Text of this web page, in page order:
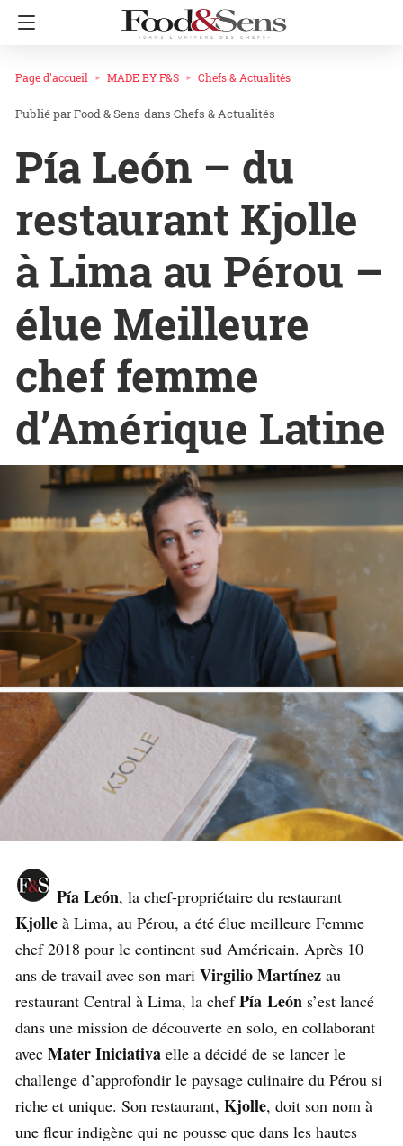
Page d'accueil MADE BY F&S Chefs & Actualités
Food & Sens dans Chefs & Actualités
Pía León – du
restaurant Kjolle
à Lima au Pérou –
élue Meilleure
chef femme
d’Amérique Latine
Pía León, la chef-propriétaire du restaurant
Kjolle à Lima, au Pérou, a été élue meilleure Femme
chef 2018 pour le continent sud Américain. Après 10
ans de travail avec son mari Virgilio Martínez au
restaurant Central à Lima, la chefPía León s’est lancé
dans une mission de découverte en solo, en collaborant
avec Mater Iniciativa elle a décidé de se lancer le
challenge d’approfondir le paysage culinaire du Pérou si
riche et unique. Son restaurant, Kjolle, doit son nom à
une fleur indigène qui ne pousse que dans les hautes